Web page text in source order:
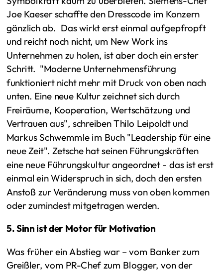
Joe Kaeser schaffte den Dresscode im Konzern
gänzlich ab. Das wirkt erst einmal aufgepfropft
und reicht noch nicht, um New Work ins
Unternehmen zu holen, ist aber doch ein erster
Schritt. "Moderne Unternehmensführung
funktioniert nicht mehr mit Druck von oben nach
unten. Eine neue Kultur zeichnet sich durch
Freiräume, Kooperation, Wertschätzung und
Vertrauen aus", schreiben Thilo Leipoldt und
Markus Schwemmle im Buch "Leadership für eine
neue Zeit". Zetsche hat seinen Führungskräften
eine neue Führungskultur angeordnet - das ist erst
einmal ein Widerspruch in sich, doch den ersten
Anstoß zur Veränderung muss von oben kommen
oder zumindest mitgetragen werden.
5. Sinn ist der Motor für Motivation
Was früher ein Abstieg war – vom Banker zum
Greißler, vom PR-Chef zum Blogger, von der